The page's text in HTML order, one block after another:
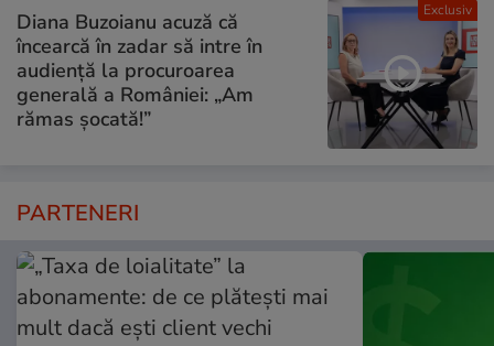
Exclusiv
Diana Buzoianu acuză că
încearcă în zadar să intre în
audiență la procuroarea
generală a României: „Am
rămas șocată!”
PARTENERI